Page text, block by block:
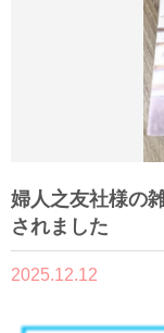
婦人之友社様の
されました
2025.12.12